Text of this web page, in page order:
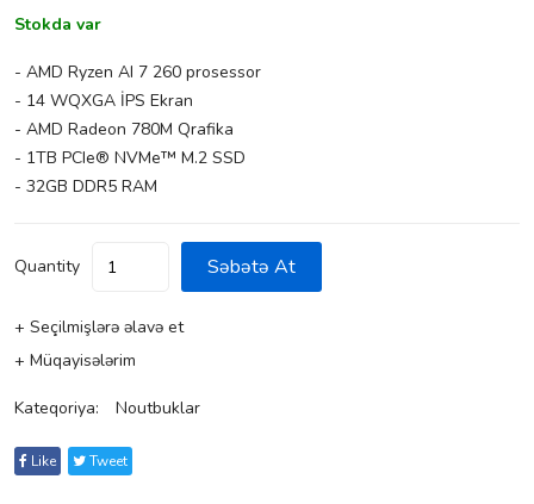
Stokda var
- AMD Ryzen AI 7 260 prosessor
- 14 WQXGA İPS Ekran
- AMD Radeon 780M Qrafika
- 1TB PCIe® NVMe™ M.2 SSD
- 32GB DDR5 RAM
Quantity Səbətə At
+ Seçilmişlərə əlavə et
+ Müqayisələrim
Kateqoriya: Noutbuklar
Like Tweet